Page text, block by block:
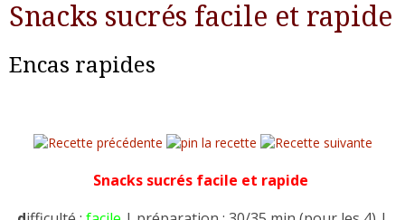
Snacks sucrés facile et rapide
Encas rapides
Snacks sucrés facile et rapide